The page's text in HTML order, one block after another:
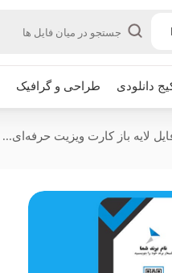
دانلودی طراحی و گرافیک
لایه باز کارت ویزیت حرفه‌ای...